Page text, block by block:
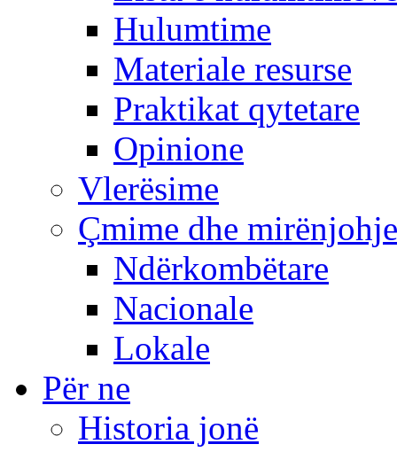
Hulumtime
Materiale resurse
Praktikat qytetare
Opinione
Vlerësime
Çmime dhe mirënjohje
Ndërkombëtare
Nacionale
Lokale
Për ne
Historia jonë